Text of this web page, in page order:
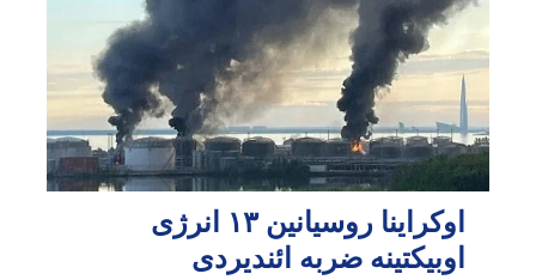
اوکراینا روسیانین ۱۳ انرژی
اوبیکتینه ضربه ائندیردی